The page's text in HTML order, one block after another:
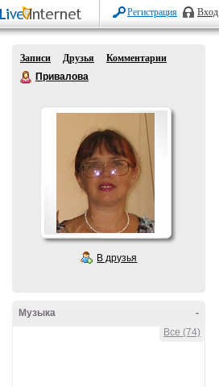
Регистрация Вход
Записи Друзья
Комментарии
Привалова
В друзья
-
Музыка
Все (74)